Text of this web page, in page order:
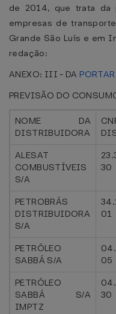
de 2014, que trata da
empresas de
Grande São Luís e em
redação:
ANEXO: III - DA
PREVISÃO DO
NOME DA
DISTRIBUIDORA
ALESAT
COMBUSTÍVEIS
S/A
30
PETROBRÁS
DISTRIBUIDORA
S/A
01
PETRÓLEO
SABBÁ S/A
05
PETRÓLEO
SABBÁ S/A
IMPTZ
30